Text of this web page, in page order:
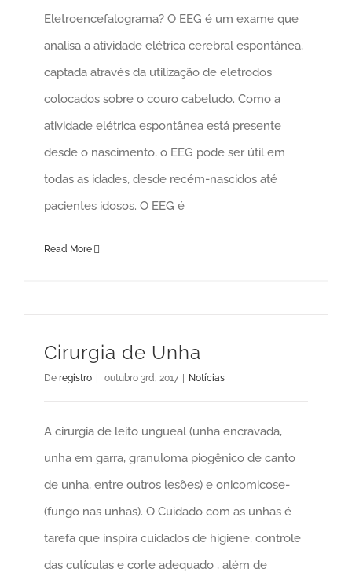
Eletroencefalograma? O EEG é um exame que
analisa a atividade elétrica cerebral espontânea,
captada através da utilização de eletrodos
colocados sobre o couro cabeludo. Como a
atividade elétrica espontânea está presente
desde o nascimento, o EEG pode ser útil em
todas as idades, desde recém-nascidos até
pacientes idosos. O EEG é
Read More
Cirurgia de Unha
De registro | outubro 3rd, 2017 | Notícias
A cirurgia de leito ungueal (unha encravada,
unha em garra, granuloma piogênico de canto
de unha, entre outros lesões) e onicomicose-
(fungo nas unhas). O Cuidado com as unhas é
tarefa que inspira cuidados de higiene, controle
das cutículas e corte adequado , além de